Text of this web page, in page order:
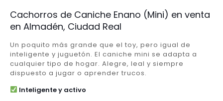
Cachorros de Caniche Enano (Mini) en venta
en Almadén, Ciudad Real
Un poquito más grande que el toy, pero igual de
inteligente y juguetón. El caniche mini se adapta a
cualquier tipo de hogar. Alegre, leal y siempre
dispuesto a jugar o aprender trucos.
Inteligente y activo